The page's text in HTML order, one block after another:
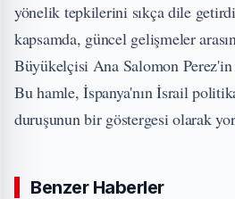
yönelik tepkilerini sıkça dile
kapsamda, güncel gelişmeler
Büyükelçisi Ana Salomon Perez'in
Bu hamle, İspanya'nın İsrail
duruşunun bir göstergesi olarak
Benzer Haberler